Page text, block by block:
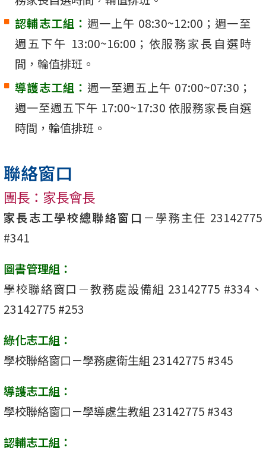
認輔志工組： 週一上午 08:30~12:00；週一至
週五下午 13:00~16:00；依服務家長自選時
間，輪值排班。
導護志工組： 週一至週五上午 07:00~07:30；
週一至週五下午 17:00~17:30 依服務家長自選
時間，輪值排班。
聯絡窗口
團長：家長會長
家長志工學校總聯絡窗口 －學務主任 23142775
#341
圖書管理組：
學校聯絡窗口－教務處設備組 23142775 #334、
23142775 #253
綠化志工組：
學校聯絡窗口－學務處衛生組 23142775 #345
導護志工組：
學校聯絡窗口－學導處生教組 23142775 #343
認輔志工組：